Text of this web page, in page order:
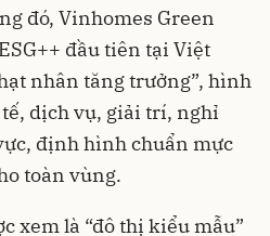
đó, Vinhomes Green
đầu tiên tại Việt
nhân tăng trưởng”, hình
dịch vụ, giải trí, nghỉ
định hình chuẩn mực
toàn vùng.
xem là “đô thị kiểu mẫu”